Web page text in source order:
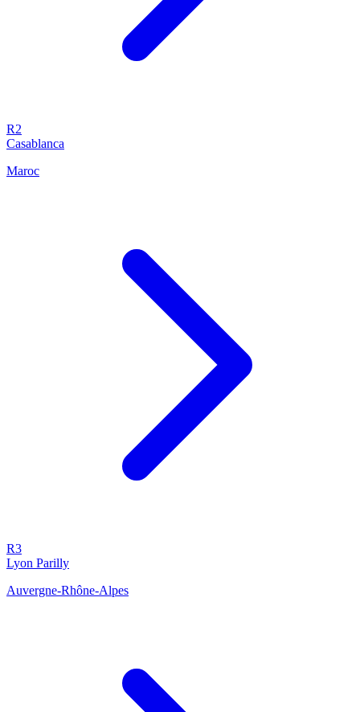
R2
Casablanca
Maroc
R3
Lyon Parilly
Auvergne-Rhône-Alpes